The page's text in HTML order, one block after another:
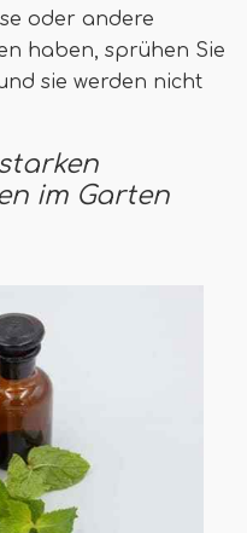
oder andere
haben, sprühen Sie
sie werden nicht
im Garten